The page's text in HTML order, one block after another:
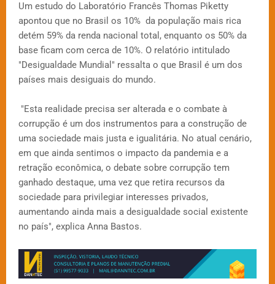
Um estudo do Laboratório Francês Thomas Piketty
apontou que no Brasil os 10% da população mais rica
detém 59% da renda nacional total, enquanto os 50% da
base ficam com cerca de 10%. O relatório intitulado
"Desigualdade Mundial" ressalta o que Brasil é um dos
países mais desiguais do mundo.
"Esta realidade precisa ser alterada e o combate à
corrupção é um dos instrumentos para a construção de
uma sociedade mais justa e igualitária. No atual cenário,
em que ainda sentimos o impacto da pandemia e a
retração econômica, o debate sobre corrupção tem
ganhado destaque, uma vez que retira recursos da
sociedade para privilegiar interesses privados,
aumentando ainda mais a desigualdade social existente
no país", explica Anna Bastos.